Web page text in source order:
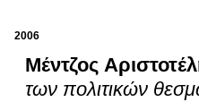
2006
Μέντζος
των πολιτικών